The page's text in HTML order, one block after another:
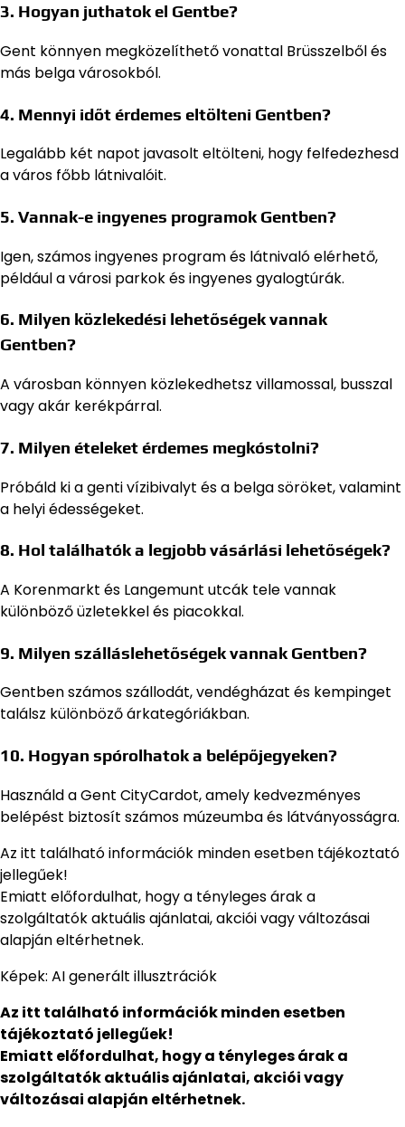
3. Hogyan juthatok el Gentbe?
Gent könnyen megközelíthető vonattal Brüsszelből és
más belga városokból.
4. Mennyi időt érdemes eltölteni Gentben?
Legalább két napot javasolt eltölteni, hogy felfedezhesd
a város főbb látnivalóit.
5. Vannak-e ingyenes programok Gentben?
Igen, számos ingyenes program és látnivaló elérhető,
például a városi parkok és ingyenes gyalogtúrák.
6. Milyen közlekedési lehetőségek vannak
Gentben?
A városban könnyen közlekedhetsz villamossal, busszal
vagy akár kerékpárral.
7. Milyen ételeket érdemes megkóstolni?
Próbáld ki a genti vízibivalyt és a belga söröket, valamint
a helyi édességeket.
8. Hol találhatók a legjobb vásárlási lehetőségek?
A Korenmarkt és Langemunt utcák tele vannak
különböző üzletekkel és piacokkal.
9. Milyen szálláslehetőségek vannak Gentben?
Gentben számos szállodát, vendégházat és kempinget
találsz különböző árkategóriákban.
10. Hogyan spórolhatok a belépőjegyeken?
Használd a Gent CityCardot, amely kedvezményes
belépést biztosít számos múzeumba és látványosságra.
Az itt található információk minden esetben tájékoztató
jellegűek!
Emiatt előfordulhat, hogy a tényleges árak a
szolgáltatók aktuális ajánlatai, akciói vagy változásai
alapján eltérhetnek.
Képek: AI generált illusztrációk
Az itt található információk minden esetben
tájékoztató jellegűek!
Emiatt előfordulhat, hogy a tényleges árak a
szolgáltatók aktuális ajánlatai, akciói vagy
változásai alapján eltérhetnek.